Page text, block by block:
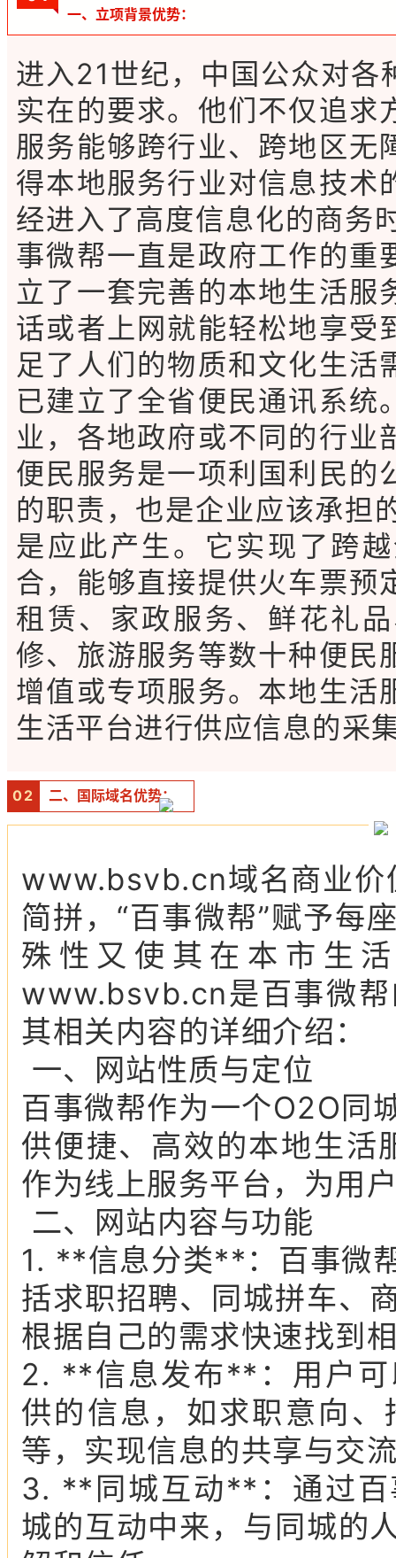
一、立项背景优势：
进入21世纪，中国公众对
实在的要求。他们不仅追求
服务能够跨行业、跨地区无
得本地服务行业对信息技术
经进入了高度信息化的商务
事微帮一直是政府工作的重
立了一套完善的本地生活服
话或者上网就能轻松地享受
足了人们的物质和文化生活
已建立了全省便民通讯系统
业，各地政府或不同的行业
便民服务是一项利国利民的
的职责，也是企业应该承担
是应此产生。它实现了跨
合，能够直接提供火车票预
租赁、家政服务、鲜花礼
修、旅游服务等数十种便民
增值或专项服务。本地生活
生活平台进行供应信息的采
02 二、国际域名优势：
www.bsvb.cn域名商业
简拼，“百事微帮”赋予每
殊性又使其在本市生
www.bsvb.cn是百事微
其相关内容的详细介绍：
一、网站性质与定位
百事微帮作为一个O2O同
供便捷、高效的本地生
作为线上服务平台，为用
二、网站内容与功能
1. **信息分类**：百事微
括求职招聘、同城拼车、
根据自己的需求快速找到
2. **信息发布**：用户可
供的信息，如求职意向
等，实现信息的共享与交
3. **同城互动**：通过百
城的互动中来，与同城的